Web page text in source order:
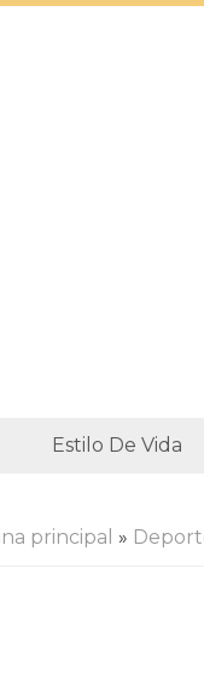
Estilo De Vida
principal »